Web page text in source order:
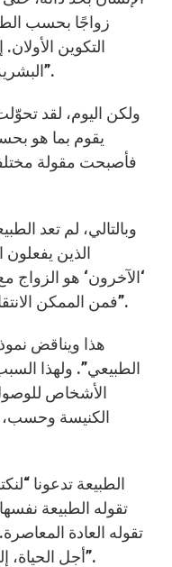
زواجًا بحسب
التكوين
البشرية، فلا بد له أن يعرف ماهية الزواج”.
يقوم بما هو
فأصبحت مقولة
الذين يفعلون
‘الآخرون‘ هو الزواج
فمن الممكن الانتقال إلى زواج آخر، وإلى ثالث ورابع”.
الطبيعي”. ولهذا
الأشخاص
الكنيسة وحسب،
الطبيعة تدعونا
تقوله الطبيعة
تقوله العادة
أجل الحياة، إلى جانب ألم النمو سوية في الحب”.